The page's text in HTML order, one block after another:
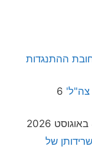
ההתנגדות
צה"ל' 6
של